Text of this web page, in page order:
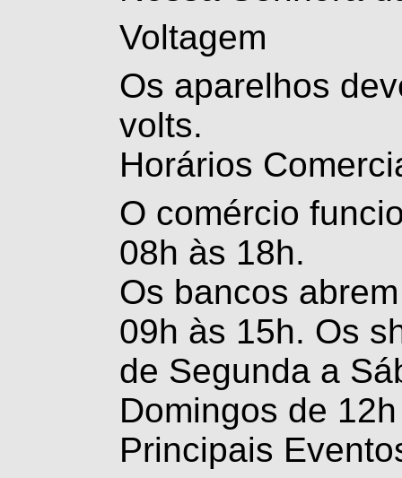
Voltagem
Os aparelhos
volts.
Horários
O comércio
08h às 18h.
Os bancos
09h às 15h. Os
de Segunda a
Domingos de
Principais